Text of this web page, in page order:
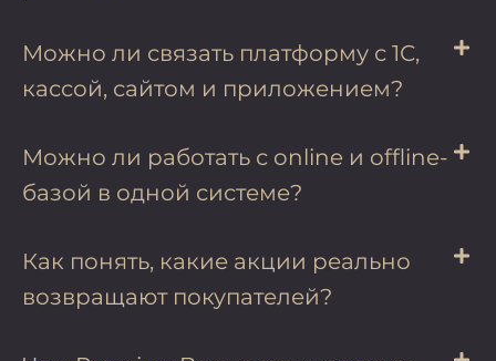
Можно ли связать платформу с 1С,
кассой, сайтом и приложением?
Можно ли работать с online и offline-
базой в одной системе?
Как понять, какие акции реально
возвращают покупателей?